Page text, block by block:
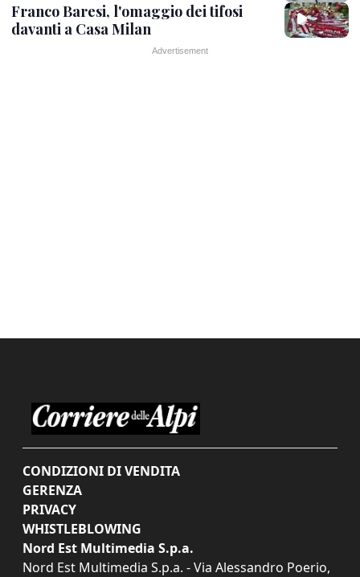
Franco Baresi, l'omaggio dei tifosi
davanti a Casa Milan
CONDIZIONI DI VENDITA
GERENZA
PRIVACY
WHISTLEBLOWING
Nord Est Multimedia S.p.a.
Nord Est Multimedia S.p.a. - Via Alessandro Poerio,